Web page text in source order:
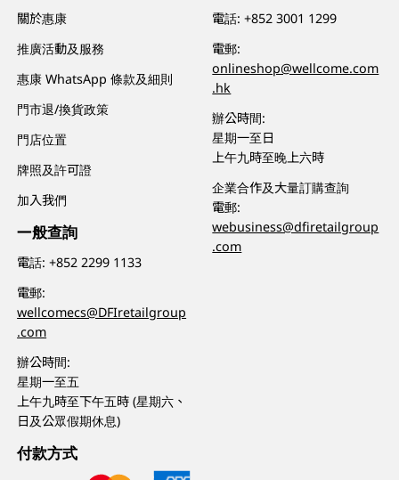
關於惠康
推廣活動及服務
惠康 WhatsApp 條款及細則
門市退/換貨政策
門店位置
牌照及許可證
加入我們
一般查詢
電話:+852 2299 1133
電郵:
wellcomecs@DFIretailgroup
.com
辦公時間:
星期一至五
上午九時至下午五時 (星期六、
日及公眾假期休息)
電話:+852 3001 1299
電郵:
onlineshop@wellcome.com
.hk
辦公時間:
星期一至日
上午九時至晚上六時
企業合作及大量訂購查詢
電郵:
webusiness@dfiretailgroup
.com
付款方式